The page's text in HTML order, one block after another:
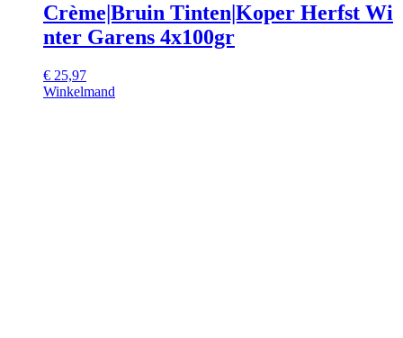
Crème|Bruin Tinten|Koper Herfst Wi
nter Garens 4x100gr
€ 25,97
Winkelmand